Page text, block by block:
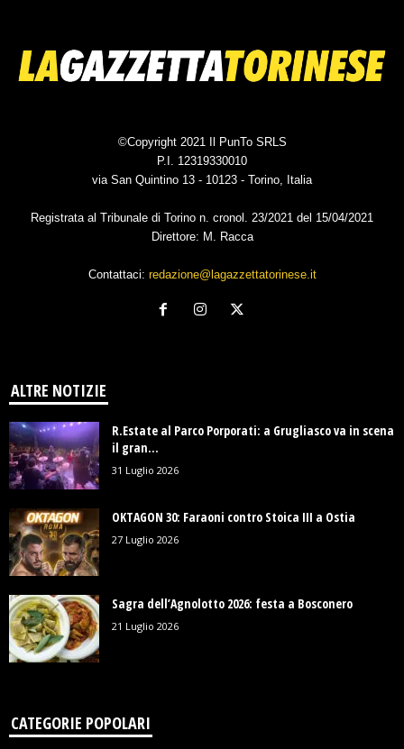
©Copyright 2021 Il PunTo SRLS
P.I. 12319330010
via San Quintino 13 - 10123 - Torino, Italia
Registrata al Tribunale di Torino n. cronol. 23/2021 del 15/04/2021
Direttore: M. Racca
Contattaci: redazione@lagazzettatorinese.it
ALTRE NOTIZIE
R.Estate al Parco Porporati: a Grugliasco va in scena
il gran...
31 Luglio 2026
OKTAGON 30: Faraoni contro Stoica III a Ostia
27 Luglio 2026
Sagra dell’Agnolotto 2026: festa a Bosconero
21 Luglio 2026
CATEGORIE POPOLARI